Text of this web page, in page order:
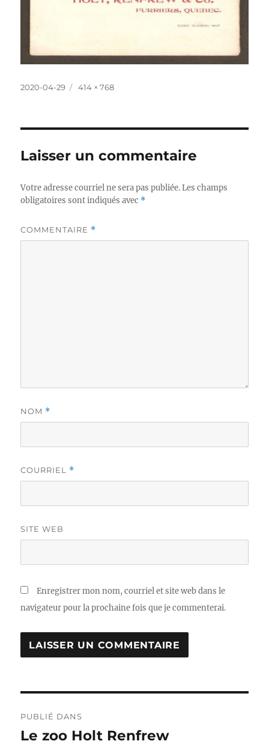
Publié
2020-04-29
Taille
414 × 768
Laisser un commentaire
Votre adresse courriel ne sera pas publiée. Les champs
obligatoires sont indiqués avec *
COMMENTAIRE *
NOM *
COURRIEL *
SITE WEB
Enregistrer mon nom, courriel et site web dans le
navigateur pour la prochaine fois que je commenterai.
de
PUBLIÉ DANS
Le zoo Holt Renfrew